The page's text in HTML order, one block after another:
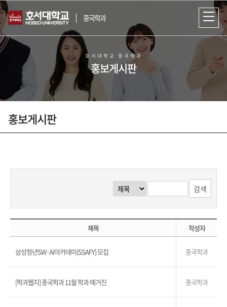
중국학과
한중 양국 문화교류 및 선린 관계 발전에
호서대학교 중국학과
홍보게시판
홍보게시판
검색
제목 작성자
삼성청년SW·AI아카데미(SSAFY) 모집 중국학과
[학과웹지] 중국학과 11월 학과 매거진 중국학과